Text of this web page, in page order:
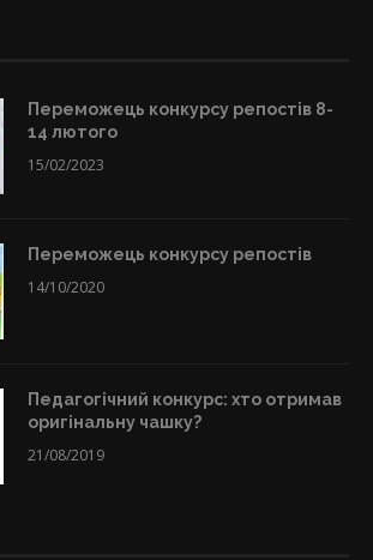
Переможець конкурсу репостів 8-
14 лютого
15/02/2023
Переможець конкурсу репостів
14/10/2020
Педагогічний конкурс: хто отримав
оригінальну чашку?
21/08/2019